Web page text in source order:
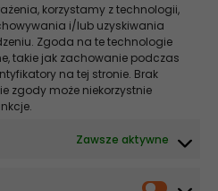
korzystamy z technologii,
i/lub uzyskiwania
Zgoda na te technologie
takie jak zachowanie podczas
na tej stronie. Brak
zgody może niekorzystnie
Zawsze aktywne
Szukaj
implantologii. Dlaczego